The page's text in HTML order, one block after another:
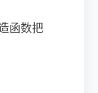
函数把